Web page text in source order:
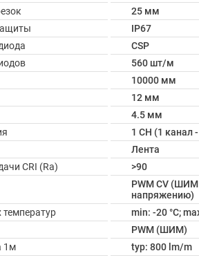
25 мм
IP67
CSP
560 шт/м
10000 мм
12 мм
4.5 мм
1 CH (1 канал
Лента
CRI (Ra)
>90
PWM СV (ШИМ
напряжению)
min: -20 °C;
PWM (ШИМ)
1м
typ: 800 lm/m